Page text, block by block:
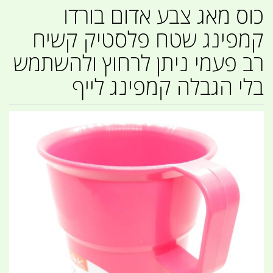
כוס מאג צבע אדום בורדו
קמפינג שטח פלסטיק קשיח
רב פעמי ניתן לרחוץ ולהשתמש
בלי הגבלה קמפינג לייף